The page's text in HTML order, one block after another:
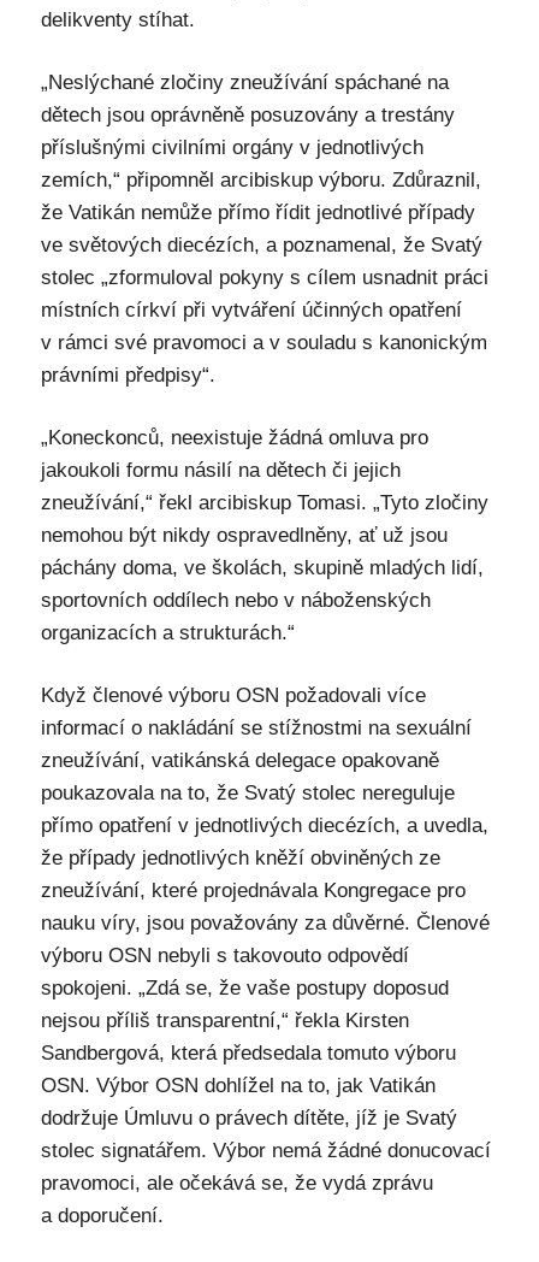
delikventy stíhat.
„Neslýchané zločiny zneužívání spáchané na
dětech jsou oprávněně posuzovány a trestány
příslušnými civilními orgány v jednotlivých
zemích,“ připomněl arcibiskup výboru. Zdůraznil,
že Vatikán nemůže přímo řídit jednotlivé případy
ve světových diecézích, a poznamenal, že Svatý
stolec „zformuloval pokyny s cílem usnadnit práci
místních církví při vytváření účinných opatření
v rámci své pravomoci a v souladu s kanonickým
právními předpisy“.
„Koneckonců, neexistuje žádná omluva pro
jakoukoli formu násilí na dětech či jejich
zneužívání,“ řekl arcibiskup Tomasi. „Tyto zločiny
nemohou být nikdy ospravedlněny, ať už jsou
páchány doma, ve školách, skupině mladých lidí,
sportovních oddílech nebo v náboženských
organizacích a strukturách.“
Když členové výboru OSN požadovali více
informací o nakládání se stížnostmi na sexuální
zneužívání, vatikánská delegace opakovaně
poukazovala na to, že Svatý stolec nereguluje
přímo opatření v jednotlivých diecézích, a uvedla,
že případy jednotlivých kněží obviněných ze
zneužívání, které projednávala Kongregace pro
nauku víry, jsou považovány za důvěrné. Členové
výboru OSN nebyli s takovouto odpovědí
spokojeni. „Zdá se, že vaše postupy doposud
nejsou příliš transparentní,“ řekla Kirsten
Sandbergová, která předsedala tomuto výboru
OSN. Výbor OSN dohlížel na to, jak Vatikán
dodržuje Úmluvu o právech dítěte, jíž je Svatý
stolec signatářem. Výbor nemá žádné donucovací
pravomoci, ale očekává se, že vydá zprávu
a doporučení.